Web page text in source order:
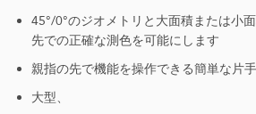
45°/0°のジオメトリと大面積または小
先での正確な測色を可能にします
親指の先で機能を操作できる簡単な片
大型、